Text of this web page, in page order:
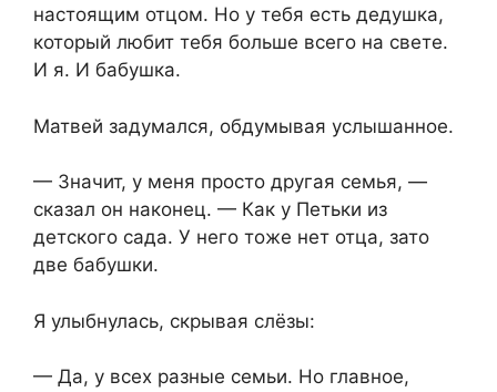
настоящим отцом. Но у тебя есть дедушка,
который любит тебя больше всего на свете.
И я. И бабушка.
Матвей задумался, обдумывая услышанное.
— Значит, у меня просто другая семья, —
сказал он наконец. — Как у Петьки из
детского сада. У него тоже нет отца, зато
две бабушки.
Я улыбнулась, скрывая слёзы:
— Да, у всех разные семьи. Но главное,